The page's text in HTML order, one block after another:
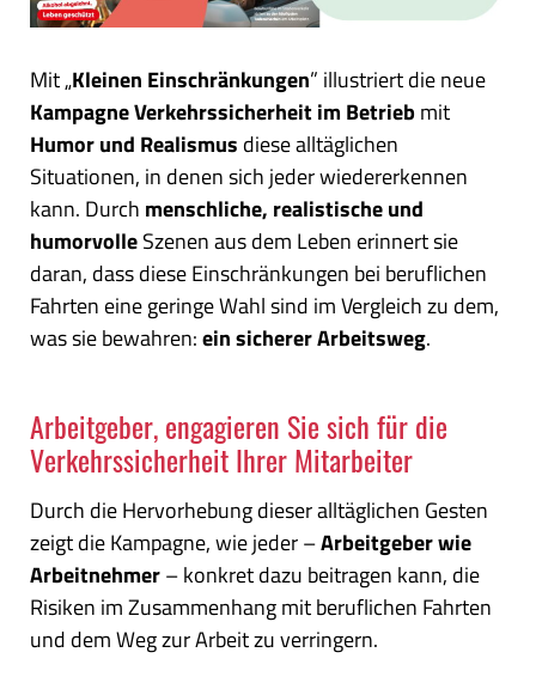
Mit „Kleinen Einschränkungen” illustriert die neue
Kampagne Verkehrssicherheit im Betriebmit
Humor und Realismus diese alltäglichen
Situationen, in denen sich jeder wiedererkennen
kann. Durch menschliche, realistische und
humorvolleSzenen aus dem Leben erinnert sie
daran, dass diese Einschränkungen bei beruflichen
Fahrten eine geringe Wahl sind im Vergleich zu dem,
was sie bewahren:ein sicherer Arbeitsweg.
Arbeitgeber, engagieren Sie sich für die
Verkehrssicherheit Ihrer Mitarbeiter
Durch die Hervorhebung dieser alltäglichen Gesten
zeigt die Kampagne, wie jeder –Arbeitgeber wie
Arbeitnehmer– konkret dazu beitragen kann, die
Risiken im Zusammenhang mit beruflichen Fahrten
und dem Weg zur Arbeit zu verringern.